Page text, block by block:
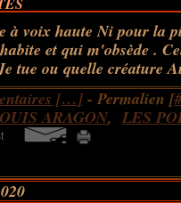
à voix haute Ni pour la
et qui m'obsède .
tue ou quelle créature
[…]- Permalien [
ARAGON, LES